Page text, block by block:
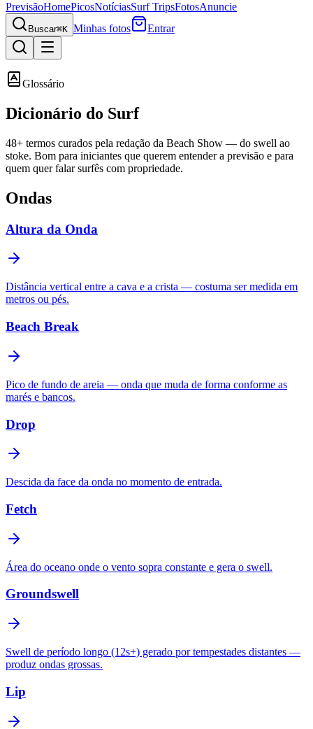
PrevisãoHomePicosNotíciasSurf TripsFotosAnuncie
Buscar⌘K Minhas fotos Entrar
Glossário
Dicionário do Surf
48+ termos curados pela redação da Beach Show — do swell ao
stoke. Bom para iniciantes que querem entender a previsão e para
quem quer falar surfês com propriedade.
Ondas
Altura da Onda
Distância vertical entre a cava e a crista — costuma ser medida em
metros ou pés.
Beach Break
Pico de fundo de areia — onda que muda de forma conforme as
marés e bancos.
Drop
Descida da face da onda no momento de entrada.
Fetch
Área do oceano onde o vento sopra constante e gera o swell.
Groundswell
Swell de período longo (12s+) gerado por tempestades distantes —
produz ondas grossas.
Lip